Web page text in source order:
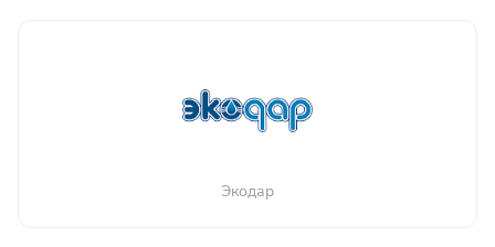
Экодар